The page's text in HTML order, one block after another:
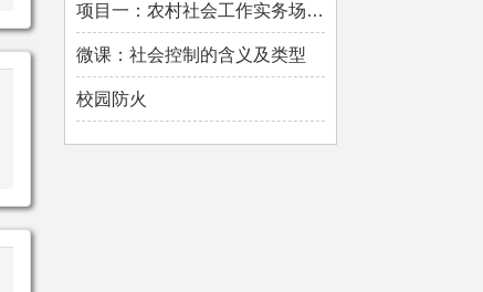
项目一：农村社会工作实务场域 (讲义)
微课：社会控制的含义及类型
校园防火